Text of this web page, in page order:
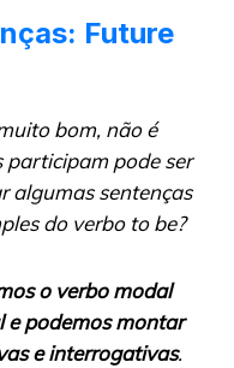
Future
bom, não é
participam pode ser
algumas sentenças
do verbo to be?
o verbo modal
e podemos montar
e interrogativas.